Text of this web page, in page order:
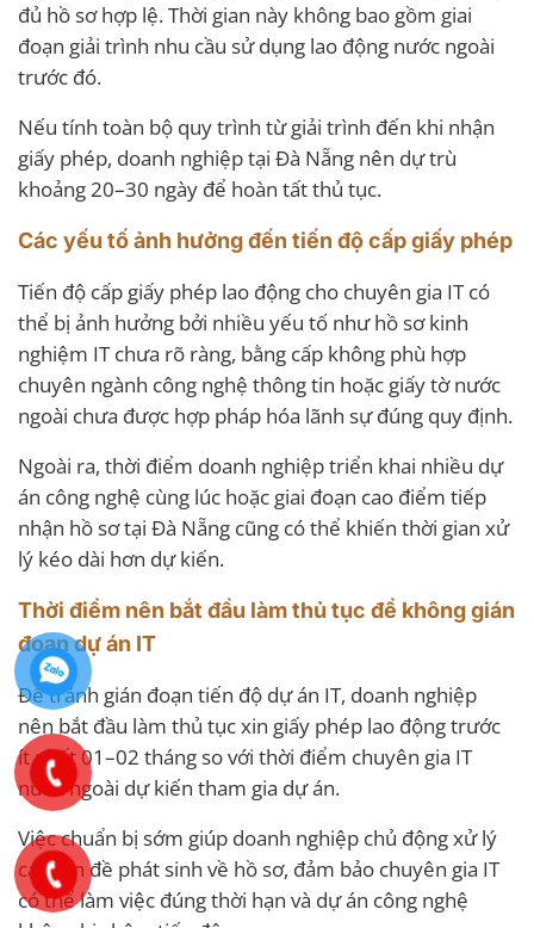
đủ hồ sơ hợp lệ. Thời gian này không bao gồm giai
đoạn giải trình nhu cầu sử dụng lao động nước ngoài
trước đó.
Nếu tính toàn bộ quy trình từ giải trình đến khi nhận
giấy phép, doanh nghiệp tại Đà Nẵng nên dự trù
khoảng 20–30 ngày để hoàn tất thủ tục.
Các yếu tố ảnh hưởng đến tiến độ cấp giấy phép
Tiến độ cấp giấy phép lao động cho chuyên gia IT có
thể bị ảnh hưởng bởi nhiều yếu tố như hồ sơ kinh
nghiệm IT chưa rõ ràng, bằng cấp không phù hợp
chuyên ngành công nghệ thông tin hoặc giấy tờ nước
ngoài chưa được hợp pháp hóa lãnh sự đúng quy định.
Ngoài ra, thời điểm doanh nghiệp triển khai nhiều dự
án công nghệ cùng lúc hoặc giai đoạn cao điểm tiếp
nhận hồ sơ tại Đà Nẵng cũng có thể khiến thời gian xử
lý kéo dài hơn dự kiến.
Thời điểm nên bắt đầu làm thủ tục để không gián
đoạn dự án IT
Để tránh gián đoạn tiến độ dự án IT, doanh nghiệp
nên bắt đầu làm thủ tục xin giấy phép lao động trước
ít nhất 01–02 tháng so với thời điểm chuyên gia IT
nước ngoài dự kiến tham gia dự án.
Việc chuẩn bị sớm giúp doanh nghiệp chủ động xử lý
các vấn đề phát sinh về hồ sơ, đảm bảo chuyên gia IT
có thể làm việc đúng thời hạn và dự án công nghệ